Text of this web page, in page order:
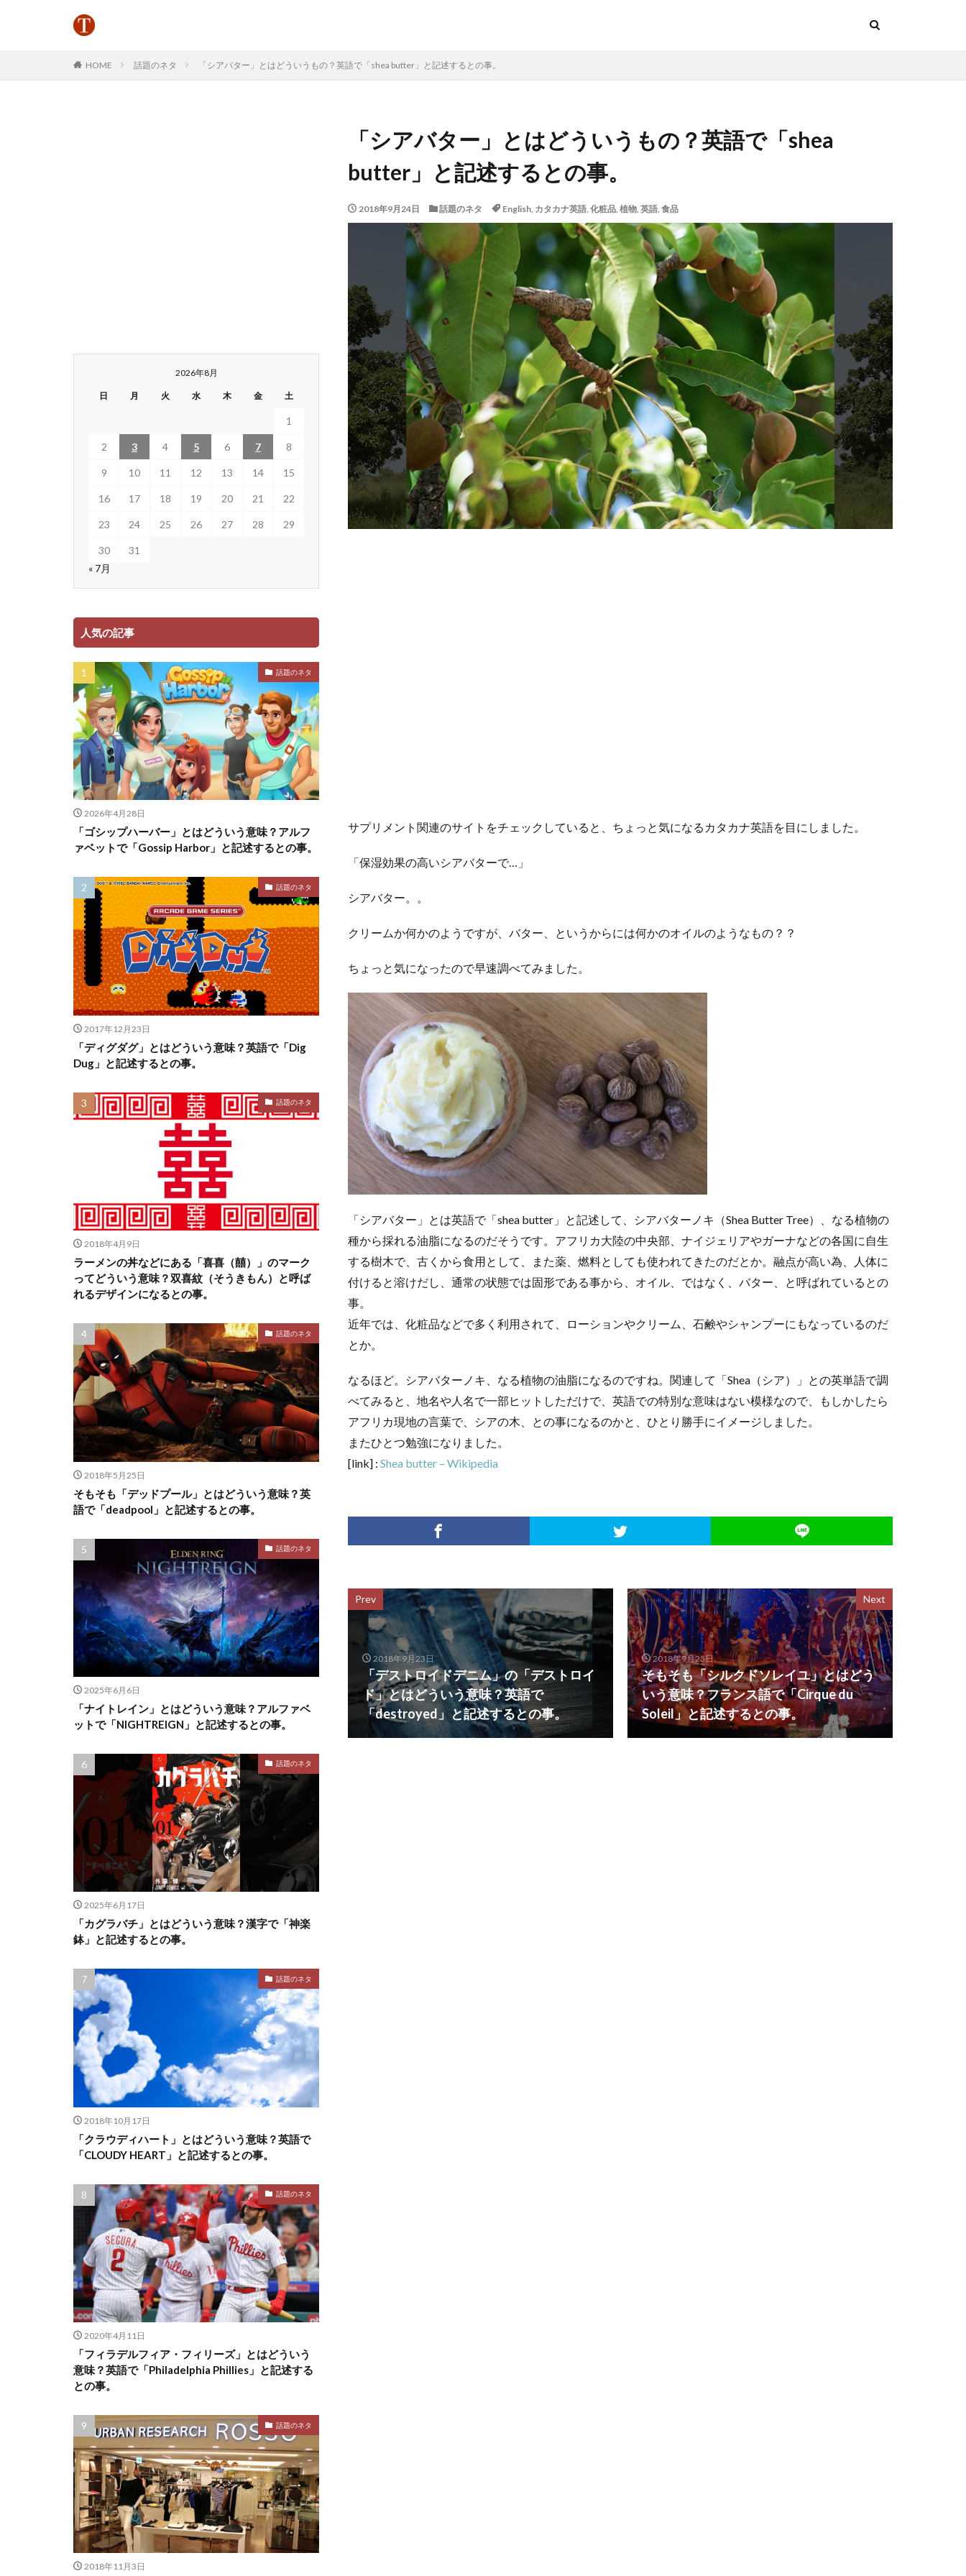
HOME 話題のネタ 「シアバター」とはどういうもの？英語で「shea butter」と記述するとの事。
「シアバター」とはどういうもの？英語で「shea
butter」と記述するとの事。
2018年9月24日 話題のネタ English, カタカナ英語, 化粧品, 植物, 英語, 食品
サプリメント関連のサイトをチェックしていると、ちょっと気になるカタカナ英語を目にしました。
「保湿効果の高いシアバターで…」
シアバター。。
クリームか何かのようですが、バター、というからには何かのオイルのようなもの？？
ちょっと気になったので早速調べてみました。
「シアバター」とは英語で「shea butter」と記述して、シアバターノキ（Shea Butter Tree）、なる植物の
種から採れる油脂になるのだそうです。アフリカ大陸の中央部、ナイジェリアやガーナなどの各国に自生
する樹木で、古くから食用として、また薬、燃料としても使われてきたのだとか。融点が高い為、人体に
付けると溶けだし、通常の状態では固形である事から、オイル、ではなく、バター、と呼ばれているとの
事。
近年では、化粧品などで多く利用されて、ローションやクリーム、石鹸やシャンプーにもなっているのだ
とか。
なるほど。シアバターノキ、なる植物の油脂になるのですね。関連して「Shea（シア）」との英単語で調
べてみると、地名や人名で一部ヒットしただけで、英語での特別な意味はない模様なので、もしかしたら
アフリカ現地の言葉で、シアの木、との事になるのかと、ひとり勝手にイメージしました。
またひとつ勉強になりました。
[link] : Shea butter – Wikipedia
Prev
2018年9月23日
「デストロイドデニム」の「デストロイ
ド」とはどういう意味？英語で
「destroyed」と記述するとの事。
Next
2018年9月25日
そもそも「シルクドソレイユ」とはどう
いう意味？フランス語で「Cirque du
Soleil」と記述するとの事。
2026年8月
日 月 火 水 木 金 土
1
2 3 4 5 6 7 8
9 10 11 12 13 14 15
16 17 18 19 20 21 22
23 24 25 26 27 28 29
30
31
« 7月
人気の記事
話題のネタ
2026年4月28日
「ゴシップハーバー」とはどういう意味？アルフ
ァベットで「Gossip Harbor」と記述するとの事。
話題のネタ
2017年12月23日
「ディグダグ」とはどういう意味？英語で「Dig
Dug」と記述するとの事。
話題のネタ
2018年4月9日
ラーメンの丼などにある「喜喜（囍）」のマーク
ってどういう意味？双喜紋（そうきもん）と呼ば
れるデザインになるとの事。
話題のネタ
2018年5月25日
そもそも「デッドプール」とはどういう意味？英
語で「deadpool」と記述するとの事。
話題のネタ
2025年6月6日
「ナイトレイン」とはどういう意味？アルファベ
ットで「NIGHTREIGN」と記述するとの事。
話題のネタ
2025年6月17日
「カグラバチ」とはどういう意味？漢字で「神楽
鉢」と記述するとの事。
話題のネタ
2018年10月17日
「クラウディハート」とはどういう意味？英語で
「CLOUDY HEART」と記述するとの事。
話題のネタ
2020年4月11日
「フィラデルフィア・フィリーズ」とはどういう
意味？英語で「Philadelphia Phillies」と記述する
との事。
話題のネタ
2018年11月3日